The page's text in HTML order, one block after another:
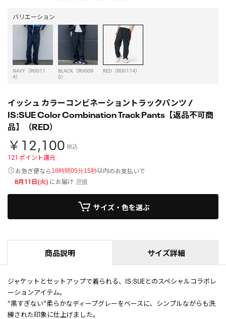
バリエーション
NAVY（R0011
4）
BLACK（R0009
5）
RED（R00114）
イッシュ カラーコンビネーショントラックパンツ /
IS:SUE Color Combination Track Pants【返品不可商
品】（RED）
￥12,100 税込
121 ポイント還元
お急ぎ便なら 18時間05分15秒以内のお支払いで
8月11日(火) にお届け 詳細
サイズ・色を選ぶ
商品説明 サイズ詳細
ジャケットとセットアップで着られる、IS:SUEとのスペシャルコラボレ
ーションアイテム。
“黒すぎない”柔らかなディープグレーをベースに、シンプルながらも洗
練された印象に仕上げました。